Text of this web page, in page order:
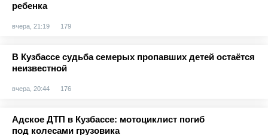
ребенка
вчера, 21:19 179
В Кузбассе судьба семерых пропавших детей остаётся
неизвестной
вчера, 20:44 176
Адское ДТП в Кузбассе: мотоциклист погиб
под колесами грузовика